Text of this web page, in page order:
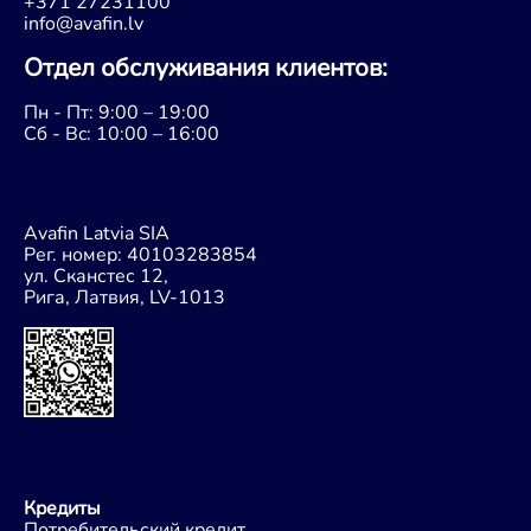
info@avafin.lv
Oтдел обслуживания клиентов:
Пн - Пт: 9:00 – 19:00
Сб - Bc: 10:00 – 16:00
Avafin Latvia SIA
Рег. номер: 40103283854
ул. Сканстес 12,
Рига, Латвия, LV-1013
Кредиты